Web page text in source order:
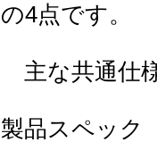
の4点です。
主な共通仕
製品スペック